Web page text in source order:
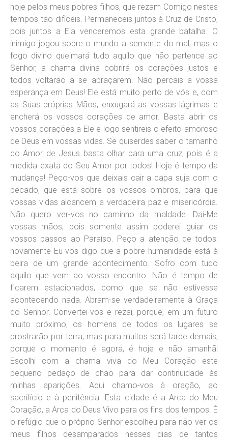
hoje pelos meus pobres filhos, que rezam Comigo nestes
tempos tão difíceis. Permaneceis juntos à Cruz de Cristo,
pois juntos a Ela venceremos esta grande batalha. O
inimigo jogou sobre o mundo a semente do mal, mas o
fogo divino queimará tudo aquilo que não pertence ao
Senhor, a chama divina cobrirá os corações justos e
todos voltarão a se abraçarem. Não percais a vossa
esperança em Deus! Ele está muito perto de vós e, com
as Suas próprias Mãos, enxugará as vossas lágrimas e
encherá os vossos corações de amor. Basta abrir os
vossos corações a Ele e logo sentireis o efeito amoroso
de Deus em vossas vidas. Se quiserdes saber o tamanho
do Amor de Jesus basta olhar para uma cruz, pois é a
medida exata do Seu Amor por todos! Hoje é tempo da
mudança! Peço-vos que deixais cair a capa suja com o
pecado, que está sobre os vossos ombros, para que
vossas vidas alcancem a verdadeira paz e misericórdia.
Não quero ver-vos no caminho da maldade. Dai-Me
vossas mãos, pois somente assim poderei guiar os
vossos passos ao Paraíso. Peço a atenção de todos:
novamente Eu vos digo que a pobre humanidade está à
beira de um grande acontecimento. Sofro com tudo
aquilo que vem ao vosso encontro. Não é tempo de
ficarem estacionados, como que se não estivesse
acontecendo nada. Abram-se verdadeiramente à Graça
do Senhor. Convertei-vos e rezai, porque, em um futuro
muito próximo, os homens de todos os lugares se
prostrarão por terra, mas para muitos será tarde demais,
porque o momento é agora, é hoje e não amanhã!
Escolhi com a chama viva do Meu Coração este
pequeno pedaço de chão para dar continuidade às
minhas aparições. Aqui chamo-vos à oração, ao
sacrifício e à penitência. Esta cidade é a Arca do Meu
Coração, a Arca do Deus Vivo para os fins dos tempos. É
o refúgio que o próprio Senhor escolheu para não ver os
meus filhos desamparados nesses dias de tantos